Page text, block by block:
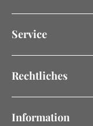
Service
Rechtliches
Information